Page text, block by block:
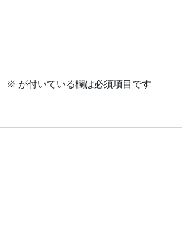
※ が付いている欄は必須項目です